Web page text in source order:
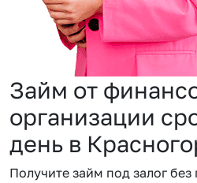
Займ от
организации
день в
Получите займ под залог